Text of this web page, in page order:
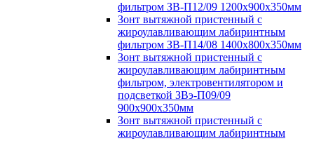
фильтром ЗВ-П12/09 1200х900х350мм
Зонт вытяжной пристенный с
жироулавливающим лабиринтным
фильтром ЗВ-П14/08 1400х800х350мм
Зонт вытяжной пристенный с
жироулавливающим лабиринтным
фильтром, электровентилятором и
подсветкой ЗВэ-П09/09
900х900х350мм
Зонт вытяжной пристенный с
жироулавливающим лабиринтным